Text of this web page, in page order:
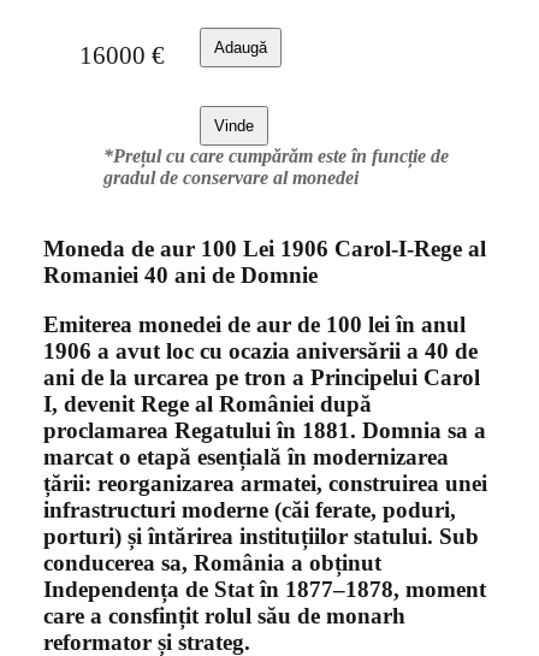
16000 € Adaugă
Vinde
*Prețul cu care cumpărăm este în funcție de
gradul de conservare al monedei
Moneda de aur 100 Lei 1906 Carol-I-Rege al
Romaniei 40 ani de Domnie
Emiterea monedei de aur de 100 lei în anul
1906 a avut loc cu ocazia aniversării a 40 de
ani de la urcarea pe tron a Principelui Carol
I, devenit Rege al României după
proclamarea Regatului în 1881. Domnia sa a
marcat o etapă esențială în modernizarea
țării: reorganizarea armatei, construirea unei
infrastructuri moderne (căi ferate, poduri,
porturi) și întărirea instituțiilor statului. Sub
conducerea sa, România a obținut
Independența de Stat în 1877–1878, moment
care a consfințit rolul său de monarh
reformator și strateg.